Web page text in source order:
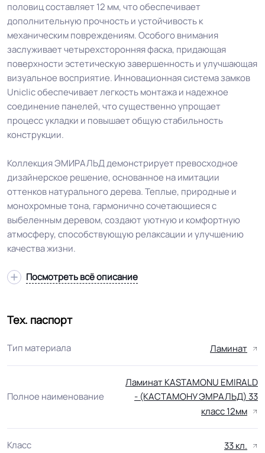
половиц составляет 12 мм, что обеспечивает
дополнительную прочность и устойчивость к
механическим повреждениям. Особого внимания
заслуживает четырехсторонняя фаска, придающая
поверхности эстетическую завершенность и улучшающая
визуальное восприятие. Инновационная система замков
Uniclic обеспечивает легкость монтажа и надежное
соединение панелей, что существенно упрощает
процесс укладки и повышает общую стабильность
конструкции.
Коллекция ЭМИРАЛЬД демонстрирует превосходное
дизайнерское решение, основанное на имитации
оттенков натурального дерева. Теплые, природные и
монохромные тона, гармонично сочетающиеся с
выбеленным деревом, создают уютную и комфортную
атмосферу, способствующую релаксации и улучшению
качества жизни.
Посмотреть всё описание
Тех. паспорт
Тип материала Ламинат
Полное наименование
Ламинат KASTAMONU EMIRALD
- (КАСТАМОНУ ЭМРАЛЬД) 33
класс 12мм
Класс 33 кл.